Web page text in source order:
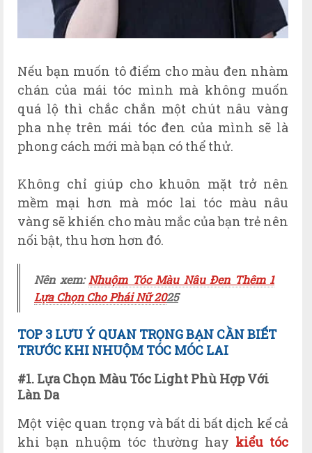
Nếu bạn muốn tô điểm cho màu đen nhàm
chán của mái tóc mình mà không muốn
quá lộ thì chắc chắn một chút nâu vàng
pha nhẹ trên mái tóc đen của mình sẽ là
phong cách mới mà bạn có thể thử.
Không chỉ giúp cho khuôn mặt trở nên
mềm mại hơn mà móc lai tóc màu nâu
vàng sẽ khiến cho màu mắc của bạn trẻ nên
nổi bật, thu hơn hơn đó.
Nên xem:Nhuộm Tóc Màu Nâu Đen Thêm 1
Lựa Chọn Cho Phái Nữ 2025
TOP 3 LƯU Ý QUAN TRỌNG BẠN CẦN BIẾT
TRƯỚC KHI NHUỘM TÓC MÓC LAI
#1. Lựa Chọn Màu Tóc Light Phù Hợp Với
Làn Da
Một việc quan trọng và bất di bất dịch kể cả
khi bạn nhuộm tóc thường hay kiểu tóc